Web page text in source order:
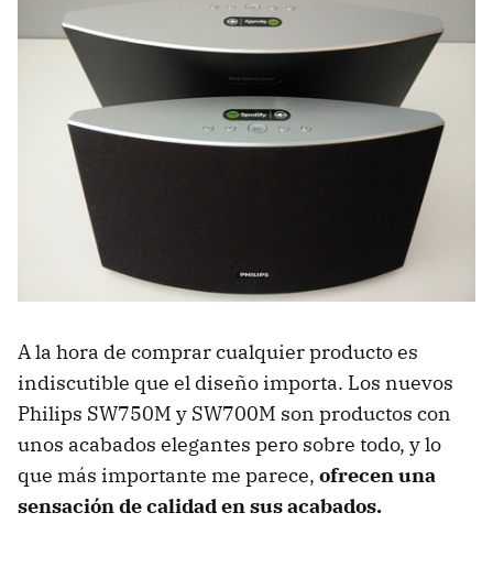
A la hora de comprar cualquier producto es
indiscutible que el diseño importa. Los nuevos
Philips SW750M y SW700M son productos con
unos acabados elegantes pero sobre todo, y lo
que más importante me parece, ofrecen una
sensación de calidad en sus acabados.